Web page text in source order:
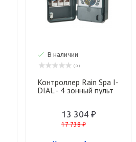
В наличии
( 0 )
Контроллер Rain Spa I-
DIAL - 4 зонный пульт
13 304 ₽
17 738 ₽